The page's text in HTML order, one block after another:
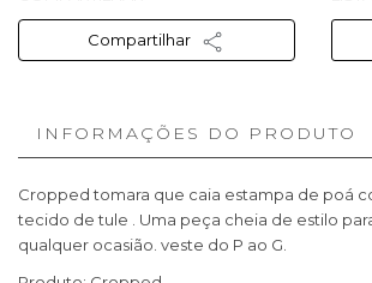
Compartilhar
INFORMAÇÕES DO PRODUTO
Cropped tomara que caia estampa de poá
tecido de tule . Uma peça cheia de estilo
qualquer ocasião. veste do P ao G.